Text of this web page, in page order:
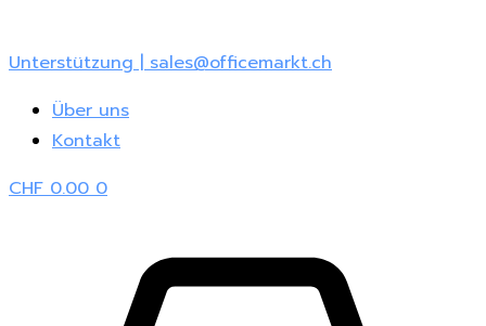
Unterstützung | sales@officemarkt.ch
Über uns
Kontakt
CHF0.00 0